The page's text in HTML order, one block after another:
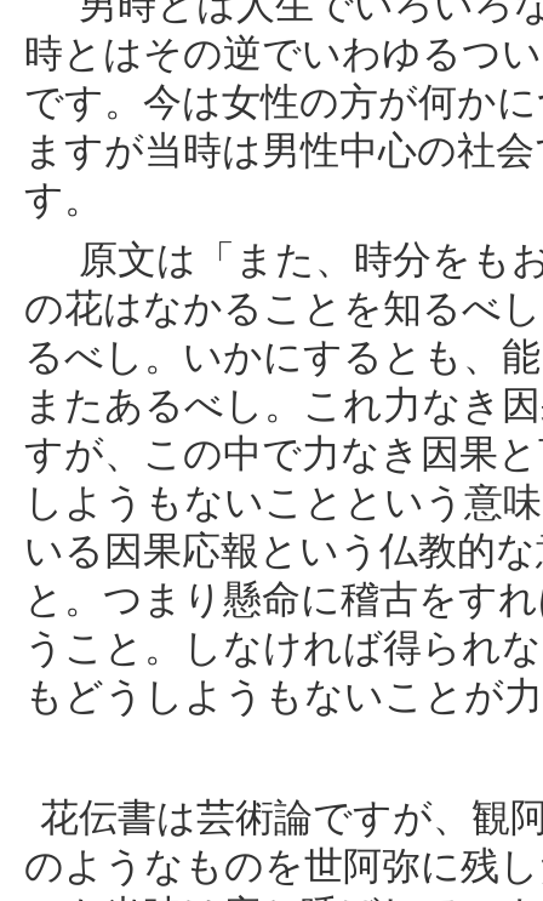
時とはその逆でいわゆるつ
です。今は女性の方が何か
ますが当時は男性中心の社
す。
原文は「また、時分をも
の花はなかることを知るべ
るべし。いかにするとも、
またあるべし。これ力なき
すが、この中で力なき因果
しようもないことという意
いる因果応報という仏教的
と。つまり懸命に稽古をす
うこと。しなければ得られ
もどうしようもないことが
花伝書は芸術論ですが、観
のようなものを世阿弥に残